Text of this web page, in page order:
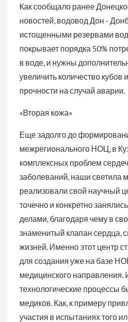
Как сообщало ранее
новостей, водовод Дон -
истощенными резервами
покрывает порядка 50%
в воде, и нужны
увеличить количество кубов
прочности на случай аварии.
«Вторая кожа»
Еще задолго до
межрегионального НОЦ, в
комплексных проблем
заболеваний, наши светила
реализовали свой научный
точечно и конкретно
делами, благодаря чему в
знаменитый клапан сердца,
жизней. Именно этот центр
для создания уже на базе
медицинского направления.
технологические процессы
медиков. Как, к примеру
участия в испытаниях того